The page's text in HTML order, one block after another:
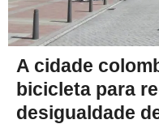
A cidade
bicicleta para
desigualdade